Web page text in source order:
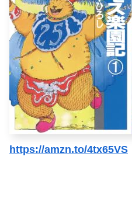
https://amzn.to/4tx65VS